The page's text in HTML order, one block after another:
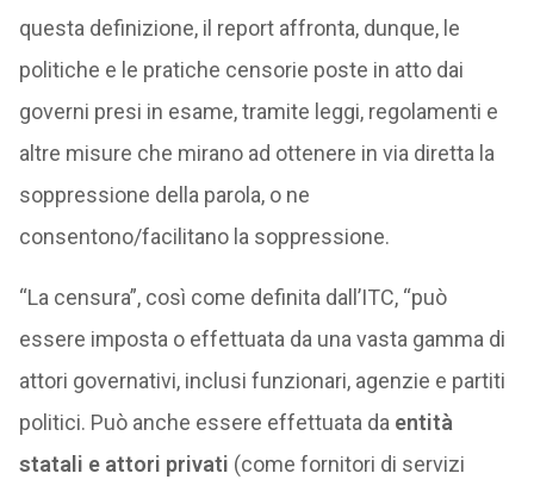
questa definizione, il report affronta, dunque, le
politiche e le pratiche censorie poste in atto dai
governi presi in esame, tramite leggi, regolamenti e
altre misure che mirano ad ottenere in via diretta la
soppressione della parola, o ne
consentono/facilitano la soppressione.
“La censura”, così come definita dall’ITC, “può
essere imposta o effettuata da una vasta gamma di
attori governativi, inclusi funzionari, agenzie e partiti
politici. Può anche essere effettuata da entità
statali e attori privati (come fornitori di servizi